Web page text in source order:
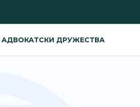
АДВОКАТСКИ ДРУЖЕСТВА